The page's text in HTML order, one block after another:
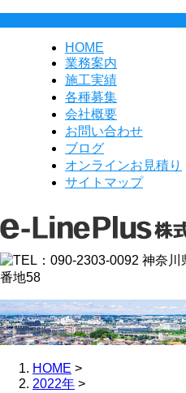
HOME
業務案内
施工実績
各種募集
会社概要
お問い合わせ
ブログ
オンラインお見積り
サイトマップ
HOME >
2022年 >